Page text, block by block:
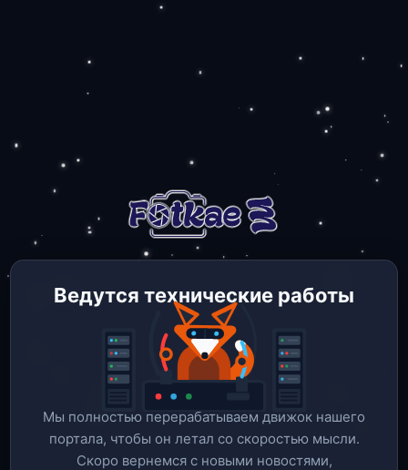
Ведутся технические работы
Мы полностью перерабатываем движок нашего
портала, чтобы он летал со скоростью мысли.
Скоро вернемся c новыми новостями,